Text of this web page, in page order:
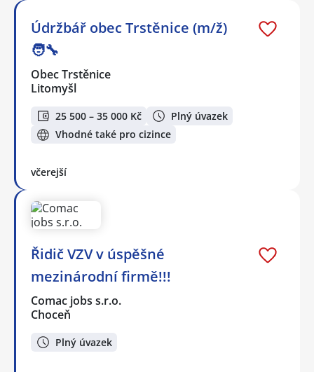
Údržbář obec Trstěnice (m/ž)
🧑‍🔧
Obec Trstěnice
Litomyšl
25 500 – 35 000 Kč
Plný úvazek
Vhodné také pro cizince
včerejší
Řidič VZV v úspěšné
mezinárodní firmě!!!
Comac jobs s.r.o.
Choceň
Plný úvazek